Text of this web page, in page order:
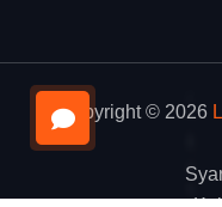
Copyright © 2026